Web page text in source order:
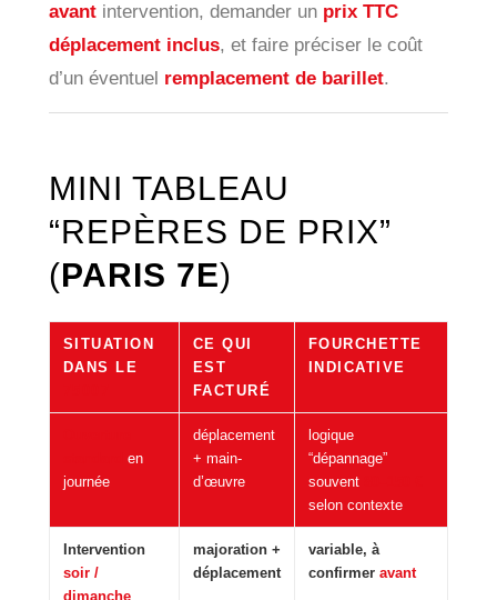
avantintervention, demander un prix TTC
déplacement inclus, et faire préciser le coût
d’un éventuel remplacement de barillet.
MINI TABLEAU
“REPÈRES DE PRIX”
(PARIS 7E)
SITUATION
DANS LE
CE QUI
EST
FACTURÉ
FOURCHETTE
INDICATIVE
en
journée
déplacement
+ main-
d’œuvre
logique
“dépannage”
souvent
selon contexte
Intervention
soir /
dimanche
majoration +
déplacement
variable, à
confirmer avant